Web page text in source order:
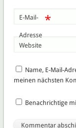
E-Mail-
Adresse
*
Website
Name, E-Mail-
meinen nächsten
Benachrichtige